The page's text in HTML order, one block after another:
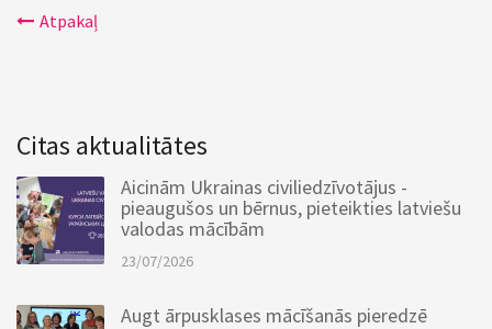
Atpakaļ
Citas aktualitātes
Aicinām Ukrainas civiliedzīvotājus -
pieaugušos un bērnus, pieteikties latviešu
valodas mācībām
23/07/2026
Augt ārpusklases mācīšanās pieredzē